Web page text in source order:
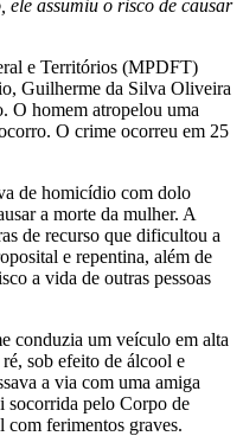
ele assumiu o risco de causar
e Territórios (MPDFT)
Guilherme da Silva Oliveira
O homem atropelou uma
O crime ocorreu em 25
de homicídio com dolo
a morte da mulher. A
de recurso que dificultou a
e repentina, além de
a vida de outras pessoas
conduzia um veículo em alta
sob efeito de álcool e
a via com uma amiga
socorrida pelo Corpo de
com ferimentos graves.